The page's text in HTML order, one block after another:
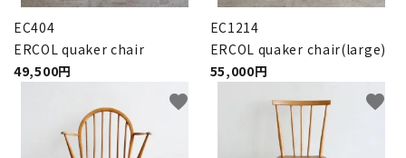
EC404
ERCOL quaker chair
49,500円
EC1214
ERCOL quaker chair(large)
55,000円
favorite favorite